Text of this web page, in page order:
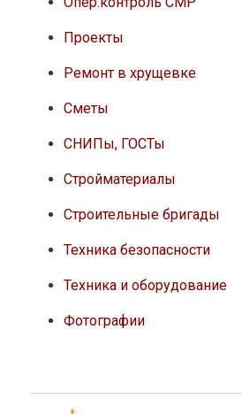
Проекты
Ремонт в хрущевке
Сметы
СНИПы, ГОСТы
Стройматериалы
Строительные бригады
Техника безопасности
Техника и оборудование
Фотографии